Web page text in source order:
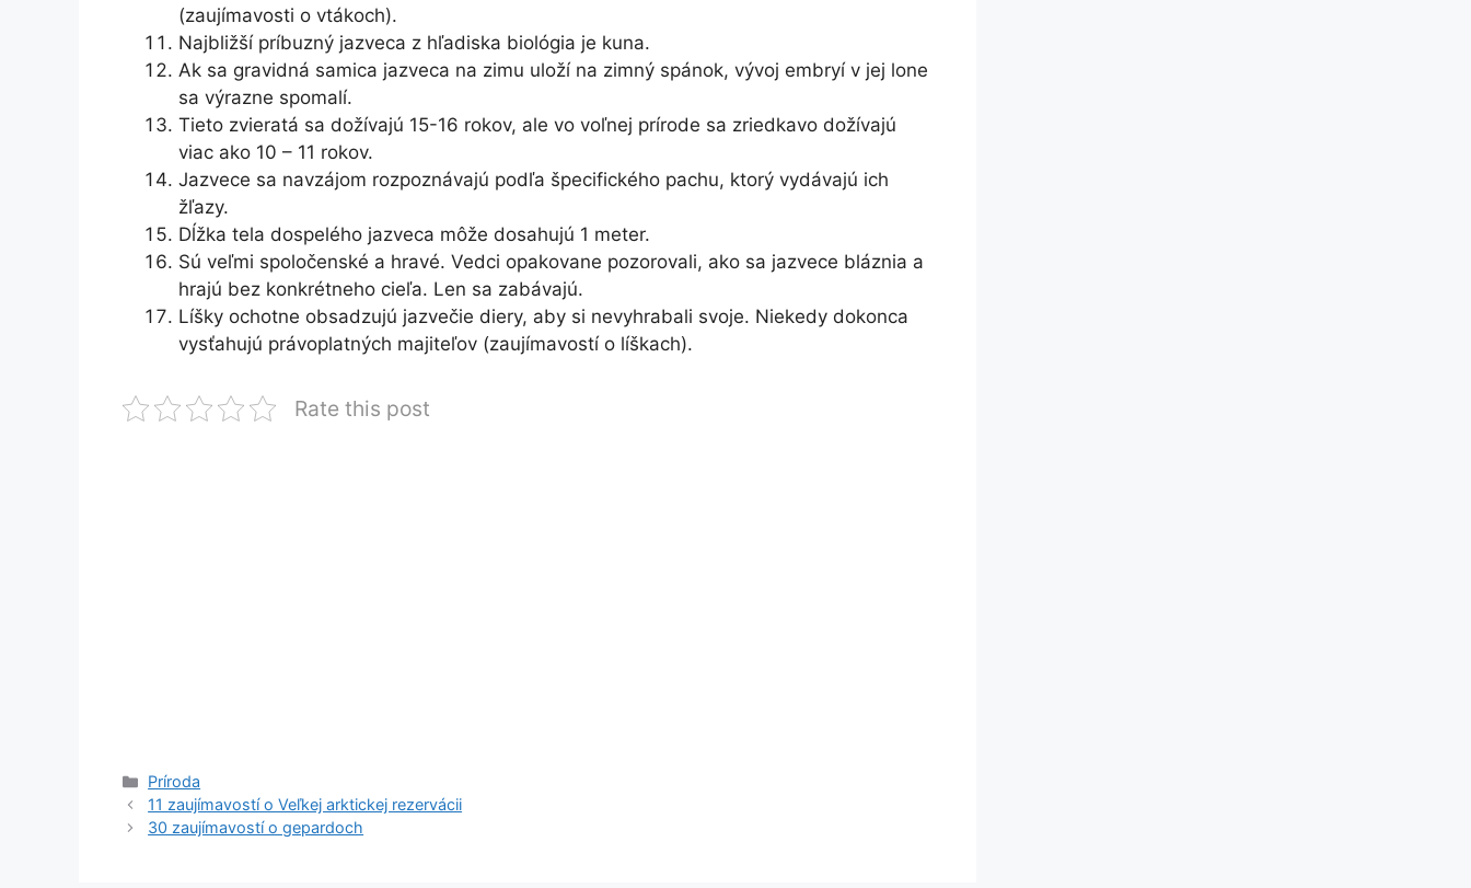
(zaujímavosti o vtákoch).
Najbližší príbuzný jazveca z hľadiska biológia je kuna.
Ak sa gravidná samica jazveca na zimu uloží na zimný spánok, vývoj embryí v jej lone
sa výrazne spomalí.
Tieto zvieratá sa dožívajú 15-16 rokov, ale vo voľnej prírode sa zriedkavo dožívajú
viac ako 10 – 11 rokov.
Jazvece sa navzájom rozpoznávajú podľa špecifického pachu, ktorý vydávajú ich
žľazy.
Dĺžka tela dospelého jazveca môže dosahujú 1 meter.
Sú veľmi spoločenské a hravé. Vedci opakovane pozorovali, ako sa jazvece bláznia a
hrajú bez konkrétneho cieľa. Len sa zabávajú.
Líšky ochotne obsadzujú jazvečie diery, aby si nevyhrabali svoje. Niekedy dokonca
vysťahujú právoplatných majiteľov (zaujímavostí o líškach).
Rate this post
Kategórie
Príroda
11 zaujímavostí o Veľkej arktickej rezervácii
30 zaujímavostí o gepardoch